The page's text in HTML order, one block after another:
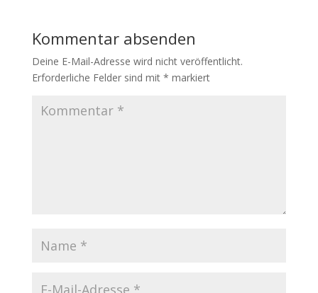
Kommentar absenden
Deine E-Mail-Adresse wird nicht veröffentlicht.
Erforderliche Felder sind mit * markiert